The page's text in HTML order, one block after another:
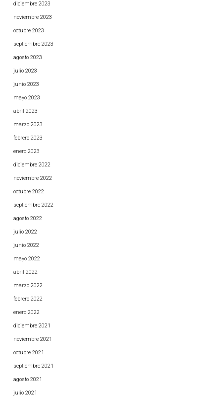
diciembre 2023
noviembre 2023
octubre 2023
septiembre 2023
agosto 2023
julio 2023
junio 2023
mayo 2023
abril 2023
marzo 2023
febrero 2023
enero 2023
diciembre 2022
noviembre 2022
octubre 2022
septiembre 2022
agosto 2022
julio 2022
junio 2022
mayo 2022
abril 2022
marzo 2022
febrero 2022
enero 2022
diciembre 2021
noviembre 2021
octubre 2021
septiembre 2021
agosto 2021
julio 2021